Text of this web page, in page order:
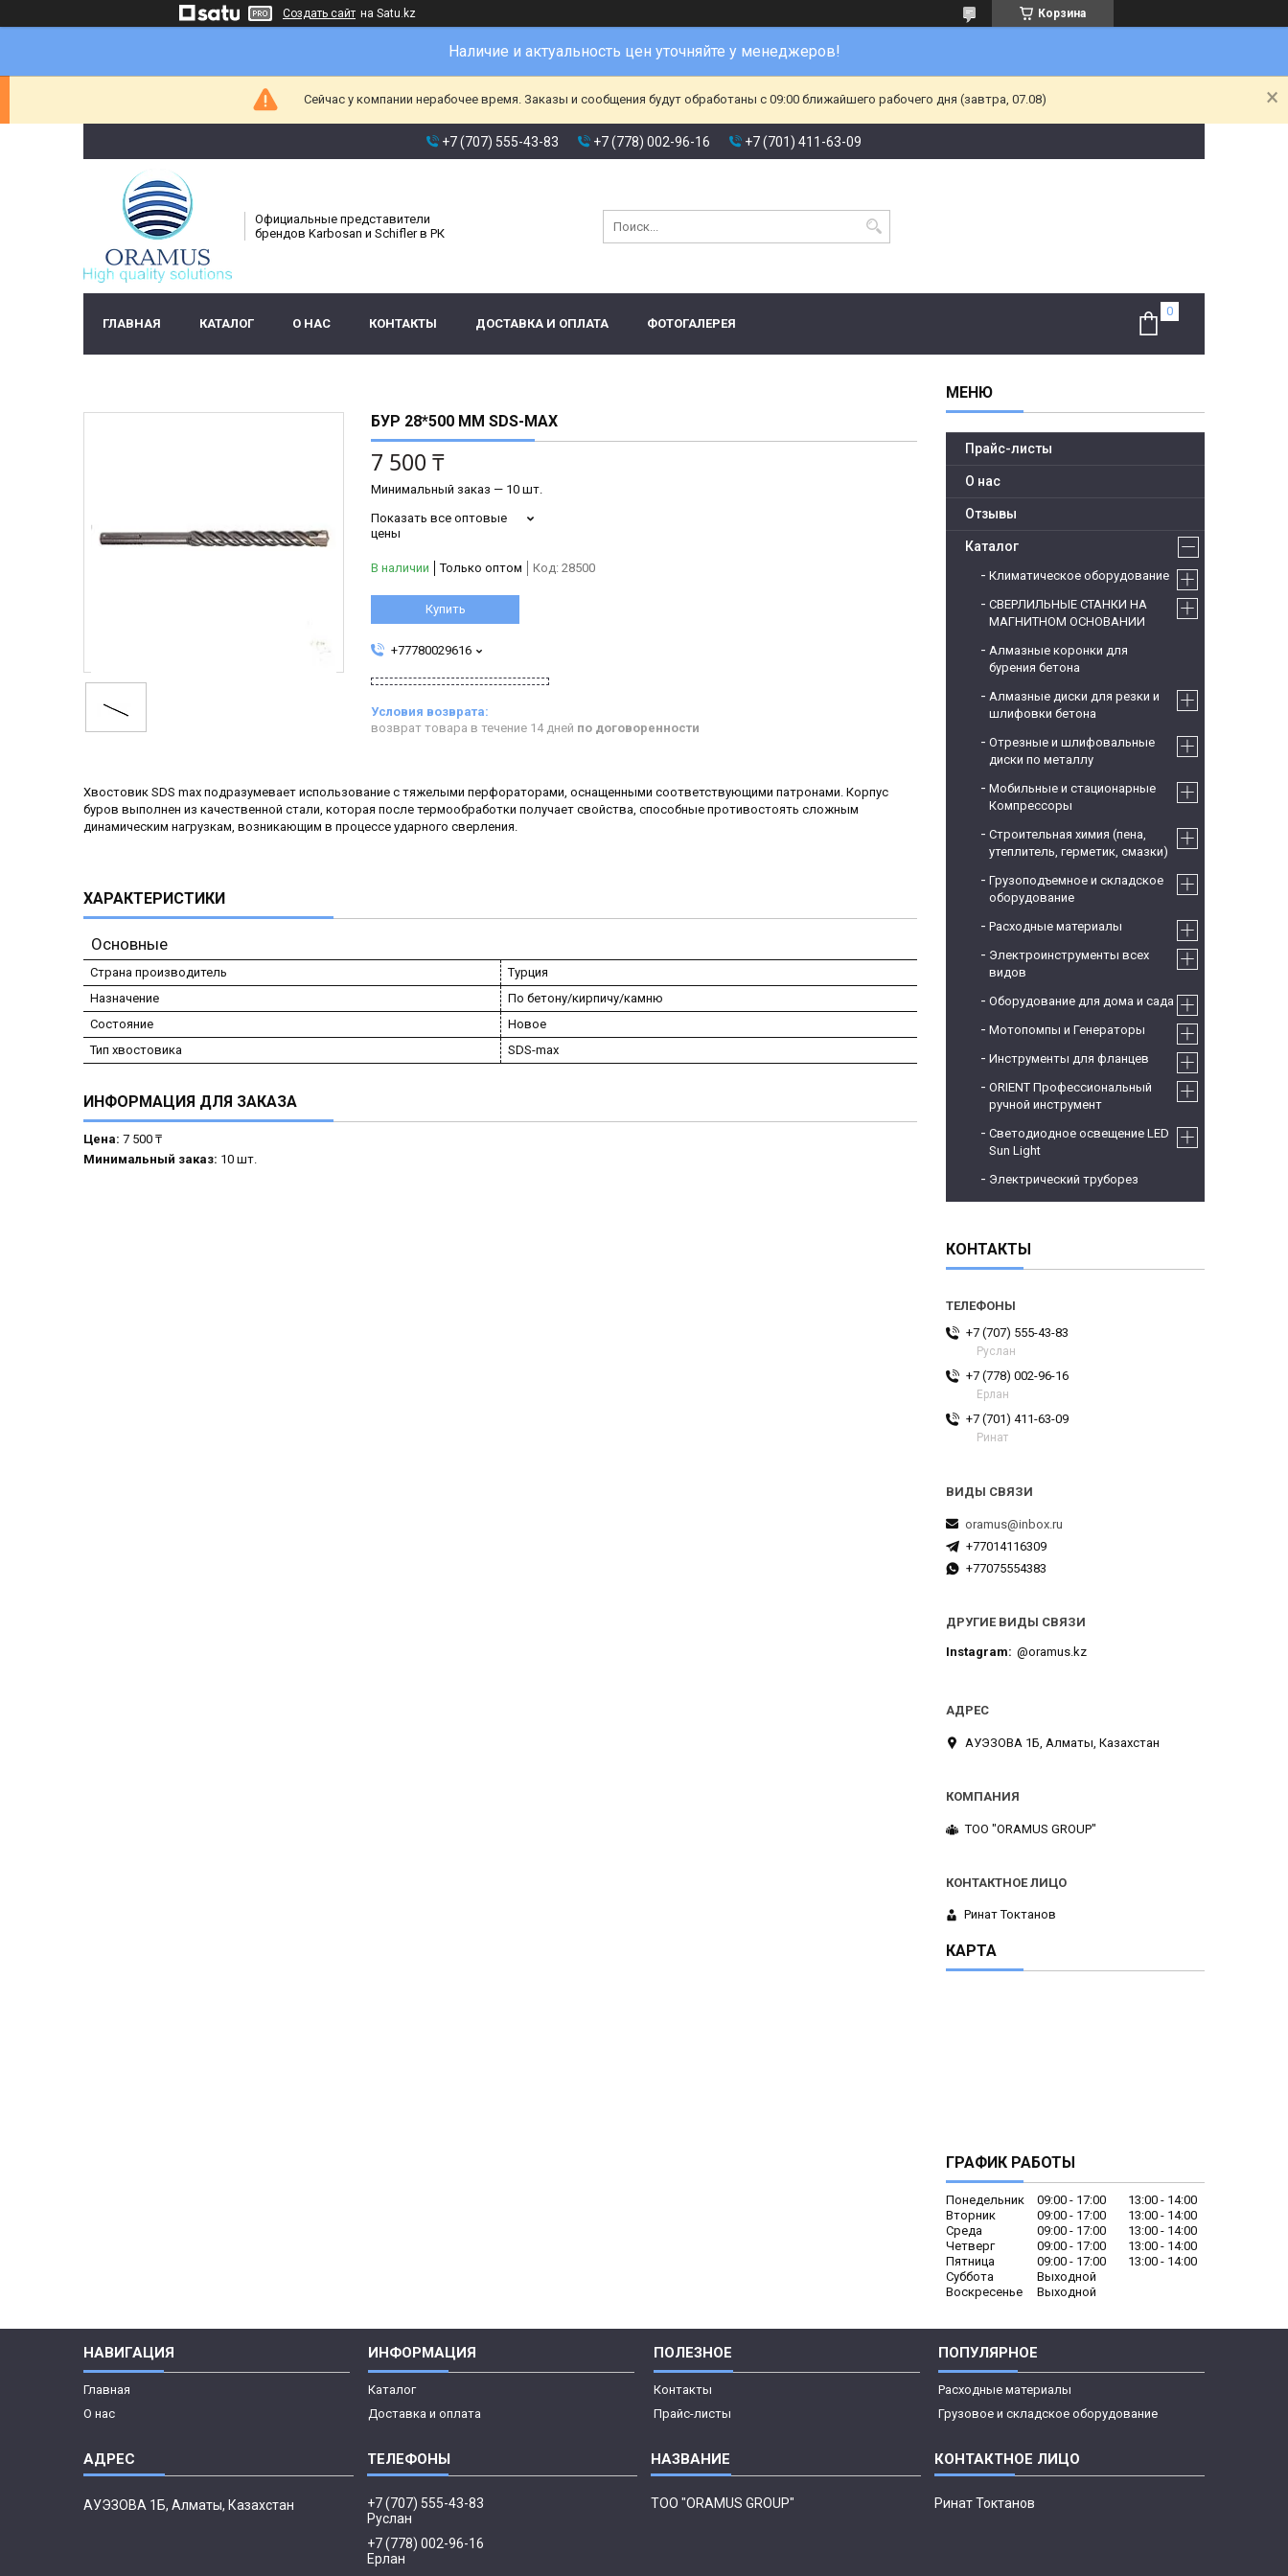
Создать сайт на Satu.kz Корзина
Наличие и актуальность цен уточняйте у менеджеров!
Сейчас у компании нерабочее время. Заказы и сообщения будут обработаны с 09:00 ближайшего рабочего дня (завтра, 07.08)
+7 (707) 555-43-83 +7 (778) 002-96-16 +7 (701) 411-63-09
Официальные представители
брендов Karbosan и Schifler в РК
ГЛАВНАЯ КАТАЛОГ О НАС КОНТАКТЫ ДОСТАВКА И ОПЛАТА ФОТОГАЛЕРЕЯ
БУР 28*500 ММ SDS-MAX
7 500 ₸
Минимальный заказ — 10 шт.
Показать все оптовые
цены
В наличии Только оптом Код: 28500
Купить
+77780029616
возврат товара в течение 14 дней по договоренности
Хвостовик SDS max подразумевает использование с тяжелыми перфораторами, оснащенными соответствующими патронами. Корпус
буров выполнен из качественной стали, которая после термообработки получает свойства, способные противостоять сложным
динамическим нагрузкам, возникающим в процессе ударного сверления.
ХАРАКТЕРИСТИКИ
Основные
Страна производитель
Турция
Назначение
По бетону/кирпичу/камню
Состояние
Новое
Тип хвостовика
SDS-max
ИНФОРМАЦИЯ ДЛЯ ЗАКАЗА
Цена: 7 500 ₸
Минимальный заказ: 10 шт.
Прайс-листы
О нас
Отзывы
Каталог
Климатическое оборудование
СВЕРЛИЛЬНЫЕ СТАНКИ НА
МАГНИТНОМ ОСНОВАНИИ
Алмазные коронки для
бурения бетона
Алмазные диски для резки и
шлифовки бетона
Отрезные и шлифовальные
диски по металлу
Мобильные и стационарные
Компрессоры
Строительная химия (пена,
утеплитель, герметик, смазки)
Грузоподъемное и складское
оборудование
Расходные материалы
Электроинструменты всех
видов
Оборудование для дома и сада
Мотопомпы и Генераторы
Инструменты для фланцев
ORIENT Профессиональный
ручной инструмент
Светодиодное освещение LED
Sun Light
Электрический труборез
КОНТАКТЫ
+7 (707) 555-43-83
Руслан
+7 (778) 002-96-16
Ерлан
+7 (701) 411-63-09
Ринат
oramus@inbox.ru
+77014116309
+77075554383
ДРУГИЕ ВИДЫ СВЯЗИ
Instagram @oramus.kz
АУЭЗОВА 1Б, Алматы, Казахстан
ТОО "ORAMUS GROUP"
Ринат Токтанов
КАРТА
ГРАФИК РАБОТЫ
Понедельник 09:00 17:00 13:00
14:00
Вторник
09:00 17:00 13:00
14:00
Среда
09:00 17:00 13:00
14:00
Четверг
09:00 17:00 13:00
14:00
Пятница
09:00 17:00 13:00
14:00
Суббота
Выходной
Воскресенье
Выходной
НАВИГАЦИЯ
Главная
О нас
ИНФОРМАЦИЯ
Каталог
Доставка и оплата
ПОЛЕЗНОЕ
Контакты
Прайс-листы
ПОПУЛЯРНОЕ
Расходные материалы
Грузовое и складское оборудование
АУЭЗОВА 1Б, Алматы, Казахстан
+7 (707) 555-43-83
Руслан
+7 (778) 002-96-16
Ерлан
ТОО "ORAMUS GROUP" Ринат Токтанов